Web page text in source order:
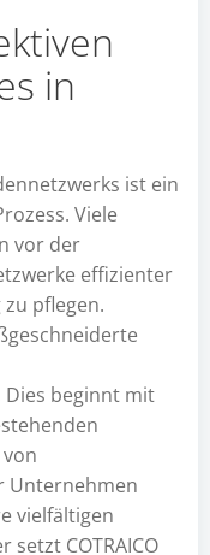
in
ist ein
Viele
vor der
effizienter
pflegen.
Dies beginnt mit
Unternehmen
vielfältigen
setzt COTRAICO